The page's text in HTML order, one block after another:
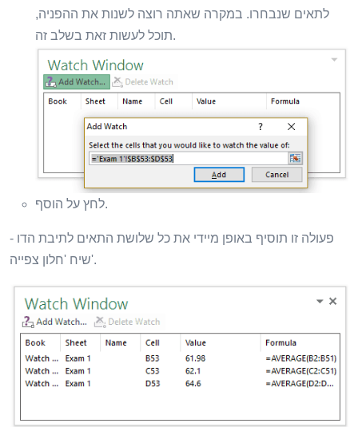
לתאים שנבחרו. במקרה שאתה רוצה לשנות את ההפניה,
תוכל לעשות זאת בשלב זה.
לחץ על הוסף.
פעולה זו תוסיף באופן מיידי את כל שלושת התאים לתיבת הדו -
שיח 'חלון צפייה'.